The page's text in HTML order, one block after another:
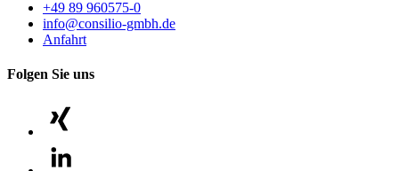
+49 89 960575-0
info@consilio-gmbh.de
Anfahrt
Folgen Sie uns